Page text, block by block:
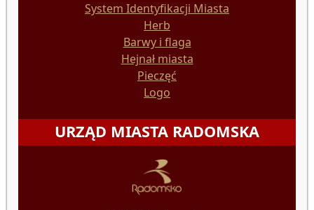
System Identyfikacji Miasta
Herb
Barwy i flaga
Hejnał miasta
Pieczęć
Logo
URZĄD MIASTA RADOMSKA